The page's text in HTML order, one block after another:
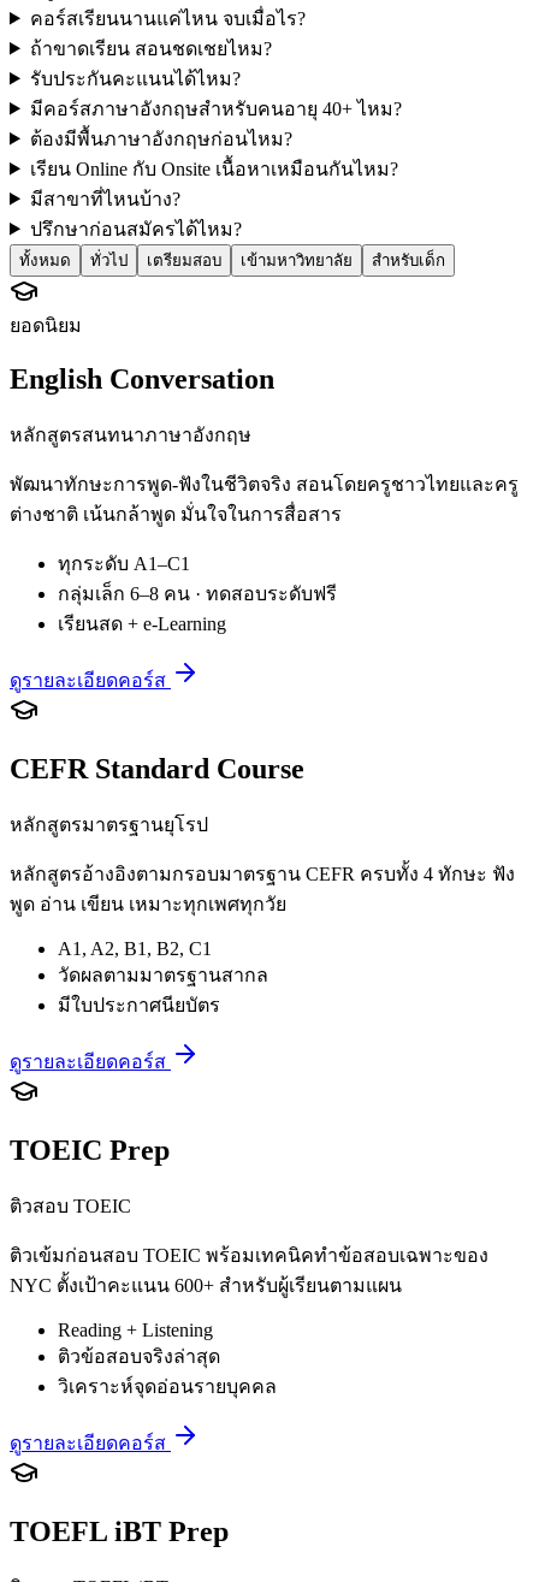
คอร์สเรียนนานแค่ไหน จบเมื่อไร?
ถ้าขาดเรียน สอนชดเชยไหม?
รับประกันคะแนนได้ไหม?
มีคอร์สภาษาอังกฤษสำหรับคนอายุ 40+ ไหม?
ต้องมีพื้นภาษาอังกฤษก่อนไหม?
เรียน Online กับ Onsite เนื้อหาเหมือนกันไหม?
มีสาขาที่ไหนบ้าง?
ปรึกษาก่อนสมัครได้ไหม?
ทั้งหมด ทั่วไป เตรียมสอบ เข้ามหาวิทยาลัย สำหรับเด็ก
ยอดนิยม
English Conversation
หลักสูตรสนทนาภาษาอังกฤษ
พัฒนาทักษะการพูด-ฟังในชีวิตจริง สอนโดยครูชาวไทยและครู
ต่างชาติ เน้นกล้าพูด มั่นใจในการสื่อสาร
ทุกระดับ A1–C1
กลุ่มเล็ก 6–8 คน · ทดสอบระดับฟรี
เรียนสด + e-Learning
ดูรายละเอียดคอร์ส
CEFR Standard Course
หลักสูตรมาตรฐานยุโรป
หลักสูตรอ้างอิงตามกรอบมาตรฐาน CEFR ครบทั้ง 4 ทักษะ ฟัง
พูด อ่าน เขียน เหมาะทุกเพศทุกวัย
A1, A2, B1, B2, C1
วัดผลตามมาตรฐานสากล
มีใบประกาศนียบัตร
ดูรายละเอียดคอร์ส
TOEIC Prep
ติวสอบ TOEIC
ติวเข้มก่อนสอบ TOEIC พร้อมเทคนิคทำข้อสอบเฉพาะของ
NYC ตั้งเป้าคะแนน 600+ สำหรับผู้เรียนตามแผน
Reading + Listening
ติวข้อสอบจริงล่าสุด
วิเคราะห์จุดอ่อนรายบุคคล
ดูรายละเอียดคอร์ส
TOEFL iBT Prep